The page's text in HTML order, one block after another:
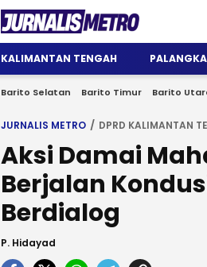
Jurnalis Metro
Satu Wadah Informasi
KALIMANTAN TENGAH
Barito Selatan Barito Timur Barito
JURNALIS METRO DPRD KALIMANTAN
Aksi Damai
Berjalan
Berdialog
P. Hidayad